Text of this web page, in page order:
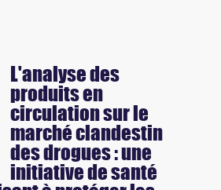
L'analyse des
produits en
circulation sur le
marché clandestin
des drogues : une
initiative de santé